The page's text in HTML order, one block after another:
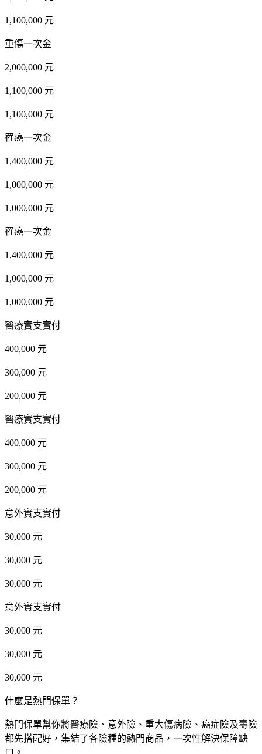
1,100,000 元
重傷一次金
2,000,000 元
1,100,000 元
1,100,000 元
罹癌一次金
1,400,000 元
1,000,000 元
1,000,000 元
罹癌一次金
1,400,000 元
1,000,000 元
1,000,000 元
醫療實支實付
400,000 元
300,000 元
200,000 元
醫療實支實付
400,000 元
300,000 元
200,000 元
意外實支實付
30,000 元
30,000 元
30,000 元
意外實支實付
30,000 元
30,000 元
30,000 元
什麼是熱門保單？
熱門保單幫你將醫療險、意外險、重大傷病險、癌症險及壽險
都先搭配好，集結了各險種的熱門商品，一次性解決保障缺